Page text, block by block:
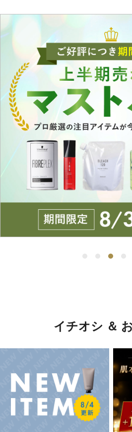
イチオシ ＆